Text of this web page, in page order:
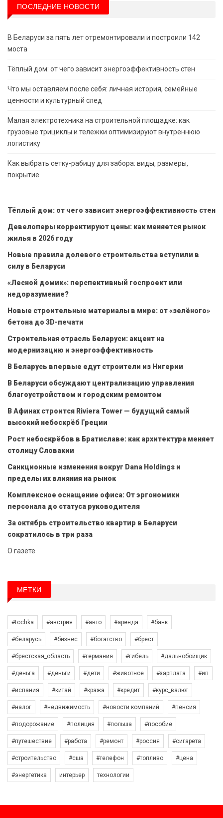
ПОСЛЕДНИЕ НОВОСТИ
В Беларуси за пять лет отремонтировали и построили 142
моста
Тёплый дом: от чего зависит энергоэффективность стен
Что мы оставляем после себя: личная история, семейные
ценности и культурный след
Малая электротехника на строительной площадке: как
грузовые трициклы и тележки оптимизируют внутреннюю
логистику
Как выбрать сетку-рабицу для забора: виды, размеры,
покрытие
Тёплый дом: от чего зависит энергоэффективность стен
Девелоперы корректируют цены: как меняется рынок
жилья в 2026 году
Новые правила долевого строительства вступили в
силу в Беларуси
«Лесной домик»: перспективный госпроект или
недоразумение?
Новые строительные материалы в мире: от «зелёного»
бетона до 3D-печати
Строительная отрасль Беларуси: акцент на
модернизацию и энергоэффективность
В Беларусь впервые едут строители из Нигерии
В Беларуси обсуждают централизацию управления
благоустройством и городским ремонтом
В Афинах строится Riviera Tower — будущий самый
высокий небоскрёб Греции
Рост небоскрёбов в Братиславе: как архитектура меняет
столицу Словакии
Санкционные изменения вокруг Dana Holdings и
пределы их влияния на рынок
Комплексное оснащение офиса: От эргономики
персонала до статуса руководителя
За октябрь строительство квартир в Беларуси
сократилось в три раза
О газете
МЕТКИ
#tochka #австрия #авто #аренда #банк
#беларусь #бизнес #богатство #брест
#брестская_область #германия #гибель #дальнобойщик
#деньга #деньги #дети #животное #зарплата #ип
#испания #китай #кража #кредит #курс_валют
#налог #недвижимость #новости компаний #пенсия
#подорожание #полиция #польша #пособие
#путешествие #работа #ремонт #россия #сигарета
#строительство #сша #телефон #топливо #цена
#энергетика интерьер технологии